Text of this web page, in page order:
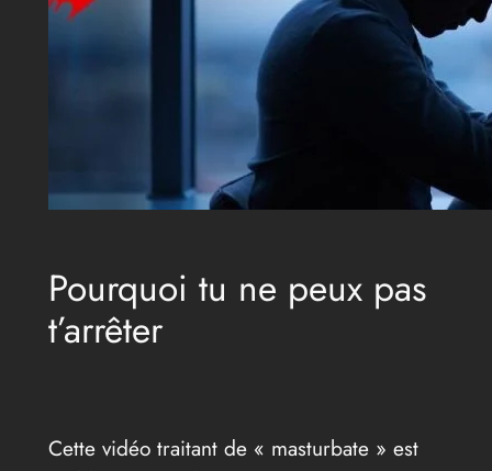
Pourquoi tu ne peux pas
t’arrêter
Cette vidéo traitant de « masturbate » est